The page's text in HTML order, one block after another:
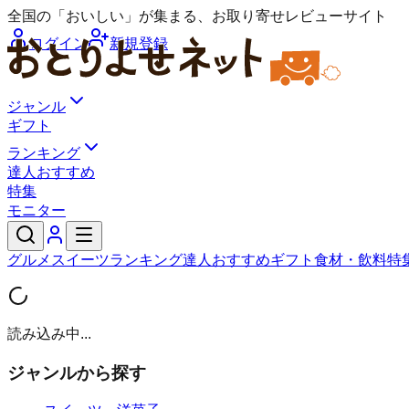
全国の「おいしい」が集まる、お取り寄せレビューサイト
ログイン
新規登録
ジャンル
ギフト
ランキング
達人おすすめ
特集
モニター
グルメ スイーツランキング達人おすすめギフト 食材・飲料特
読み込み中...
ジャンルから探す